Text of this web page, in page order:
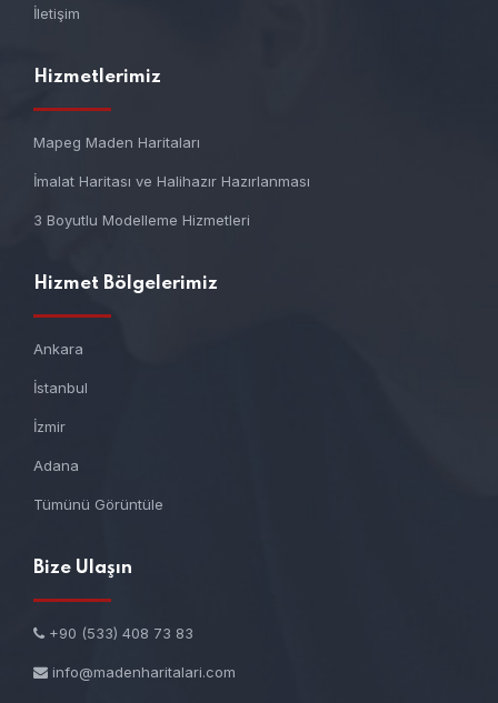
İletişim
Hizmetlerimiz
Mapeg Maden Haritaları
İmalat Haritası ve Halihazır Hazırlanması
3 Boyutlu Modelleme Hizmetleri
Hizmet Bölgelerimiz
Ankara
İstanbul
İzmir
Adana
Tümünü Görüntüle
Bize Ulaşın
+90 (533) 408 73 83
info@madenharitalari.com